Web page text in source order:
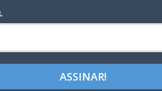
LinkedIn Pinterest